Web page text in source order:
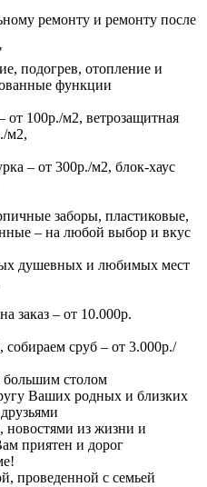
ремонту и ремонту после
подогрев, отопление и
функции
от 100р./м2, ветрозащитная
м2,
– от 300р./м2, блок-хаус
заборы, пластиковые,
– на любой выбор и вкус
душевных и любимых мест
заказ – от 10.000р.
сруб – от 3.000р./
большим столом
Ваших родных и близких
новостями из жизни и
приятен и дорог
проведенной с семьей